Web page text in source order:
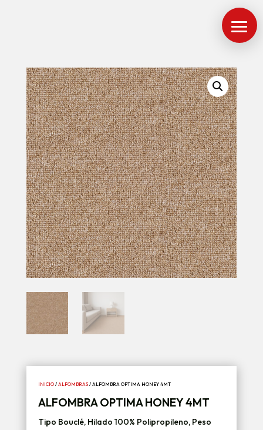
INICIO/ ALFOMBRAS/ ALFOMBRA OPTIMA HONEY 4MT
ALFOMBRA OPTIMA HONEY 4MT
Tipo Bouclé, Hilado 100% Polipropileno, Peso